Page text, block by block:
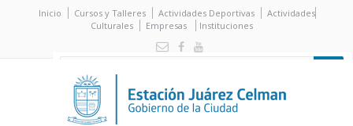
Inicio Cursos y Talleres Actividades Deportivas
Actividades
Culturales
Empresas Instituciones